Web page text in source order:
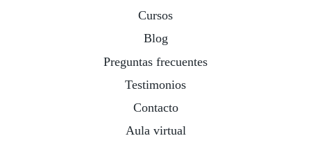
Cursos
Blog
Preguntas frecuentes
Testimonios
Contacto
Aula virtual